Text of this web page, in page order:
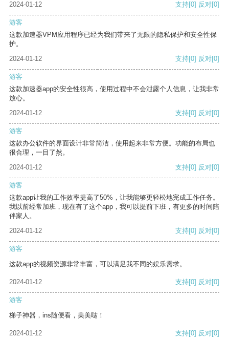
2024-01-12 支持[0] 反对[0]
游客
这款加速器VPM应用程序已经为我们带来了无限的隐私保护和安全性保
护。
2024-01-12
支持[0] 反对[0]
游客
这款加速器app的安全性很高，使用过程中不会泄露个人信息，让我非常
放心。
2024-01-12
支持[0] 反对[0]
游客
这款办公软件的界面设计非常简洁，使用起来非常方便。功能的布局也
很合理，一目了然。
2024-01-12
支持[0] 反对[0]
游客
这款app让我的工作效率提高了50%，让我能够更轻松地完成工作任务。
我以前经常加班，现在有了这个app，我可以提前下班，有更多的时间陪
伴家人。
2024-01-12
支持[0] 反对[0]
游客
这款app的视频资源非常丰富，可以满足我不同的娱乐需求。
2024-01-12 支持[0] 反对[0]
游客
梯子神器，ins随便看，美美哒！
2024-01-12 支持[0] 反对[0]